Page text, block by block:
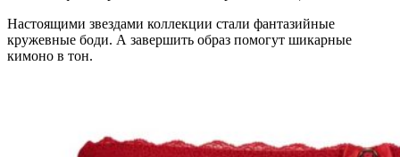
Настоящими звездами коллекции стали фантазийные
кружевные боди. А завершить образ помогут шикарные
кимоно в тон.